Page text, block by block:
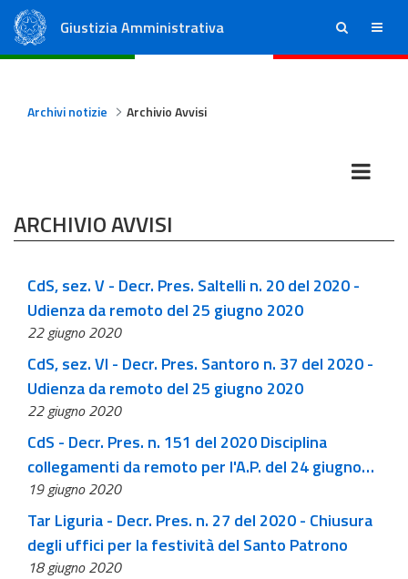
Giustizia Amministrativa ricerca menu
Archivi notizie Archivio Avvisi
ARCHIVIO AVVISI
CdS, sez. V - Decr. Pres. Saltelli n. 20 del 2020 -
Udienza da remoto del 25 giugno 2020
22 giugno 2020
CdS, sez. VI - Decr. Pres. Santoro n. 37 del 2020 -
Udienza da remoto del 25 giugno 2020
22 giugno 2020
CdS - Decr. Pres. n. 151 del 2020 Disciplina
collegamenti da remoto per l'A.P. del 24 giugno
2020
19 giugno 2020
Tar Liguria - Decr. Pres. n. 27 del 2020 - Chiusura
degli uffici per la festività del Santo Patrono
18 giugno 2020